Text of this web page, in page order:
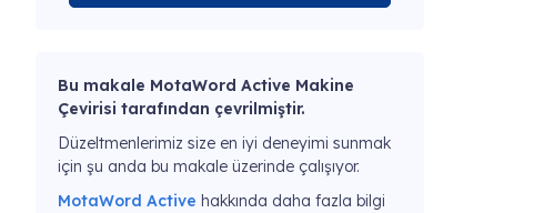
Bu makale MotaWord Active Makine
Çevirisi tarafından çevrilmiştir.
Düzeltmenlerimiz size en iyi deneyimi sunmak
için şu anda bu makale üzerinde çalışıyor.
MotaWord Active hakkında daha fazla bilgi